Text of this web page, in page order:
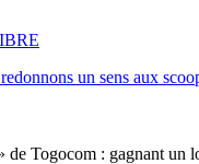
de Togocom : gagnant un